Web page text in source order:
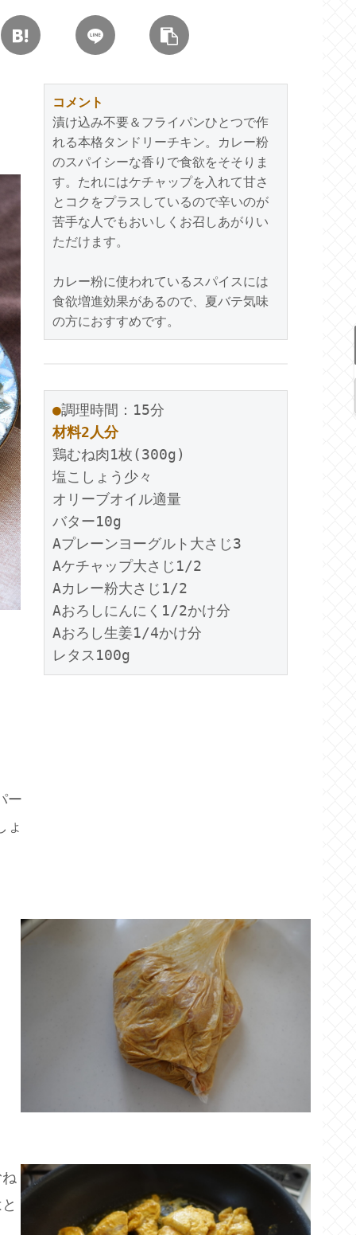
コメント
漬け込み不要＆フライパンひとつで作
れる本格タンドリーチキン。カレー粉
のスパイシーな香りで食欲をそそりま
す。たれにはケチャップを入れて甘さ
とコクをプラスしているので辛いのが
苦手な人でもおいしくお召しあがりい
ただけます。
カレー粉に使われているスパイスには
食欲増進効果があるので、夏バテ気味
の方におすすめです。
●調理時間：15分
材料2人分
鶏むね肉1枚(300g)
塩こしょう少々
オリーブオイル適量
バター10g
Aプレーンヨーグルト大さじ3
Aケチャップ大さじ1/2
Aカレー粉大さじ1/2
Aおろしにんにく1/2かけ分
Aおろし生姜1/4かけ分
レタス100g
ー
ょ